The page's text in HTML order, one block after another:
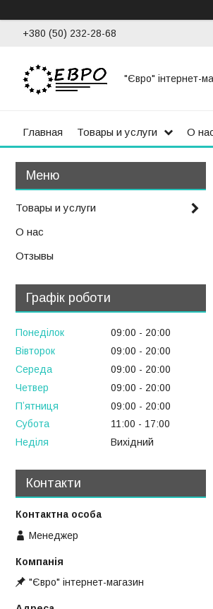
+380 (50) 232-28-68
"Євро" інтернет-
Главная Товары и услуги О
Товары и услуги
О нас
Отзывы
Графік роботи
Понеділок 09:00
20:00
Вівторок
09:00
20:00
Середа
09:00
20:00
Четвер
09:00
20:00
Пʼятниця
09:00
20:00
Субота
11:00
17:00
Неділя
Вихідний
Контакти
Менеджер
"Євро" інтернет-магазин